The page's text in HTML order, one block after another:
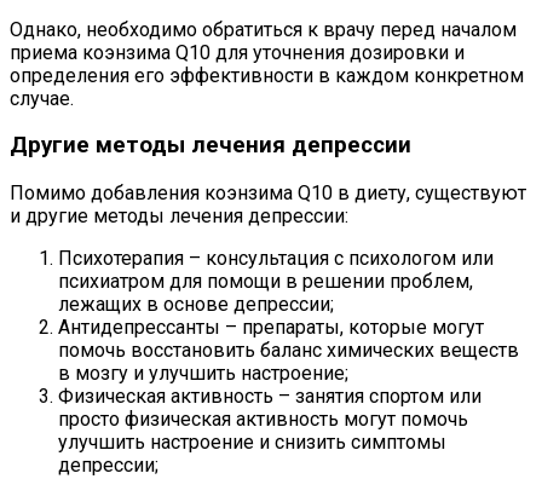
Однако, необходимо обратиться к врачу перед началом
приема коэнзима Q10 для уточнения дозировки и
определения его эффективности в каждом конкретном
случае.
Другие методы лечения депрессии
Помимо добавления коэнзима Q10 в диету, существуют
и другие методы лечения депрессии:
Психотерапия – консультация с психологом или
психиатром для помощи в решении проблем,
лежащих в основе депрессии;
Антидепрессанты – препараты, которые могут
помочь восстановить баланс химических веществ
в мозгу и улучшить настроение;
Физическая активность – занятия спортом или
просто физическая активность могут помочь
улучшить настроение и снизить симптомы
депрессии;